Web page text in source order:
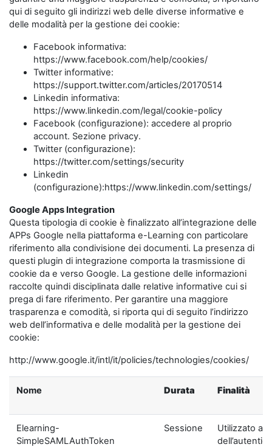
qui di seguito gli indirizzi web delle diverse informative e
delle modalità per la gestione dei cookie:
Facebook informativa:
https://www.facebook.com/help/cookies/
Twitter informative:
https://support.twitter.com/articles/20170514
Linkedin informativa:
https://www.linkedin.com/legal/cookie-policy
Facebook (configurazione): accedere al proprio
account. Sezione privacy.
Twitter (configurazione):
https://twitter.com/settings/security
Linkedin
(configurazione):https://www.linkedin.com/settings/
Google Apps Integration
Questa tipologia di cookie è finalizzato all’integrazione delle
APPs Google nella piattaforma e-Learning con particolare
riferimento alla condivisione dei documenti. La presenza di
questi plugin di integrazione comporta la trasmissione di
cookie da e verso Google. La gestione delle informazioni
raccolte quindi disciplinata dalle relative informative cui si
prega di fare riferimento. Per garantire una maggiore
trasparenza e comodità, si riporta qui di seguito l’indirizzo
web dell’informativa e delle modalità per la gestione dei
cookie:
http://www.google.it/intl/it/policies/technologies/cookies/
Nome Durata Finalità
Elearning-
SimpleSAMLAuthToken
Sessione
Utilizzato ai